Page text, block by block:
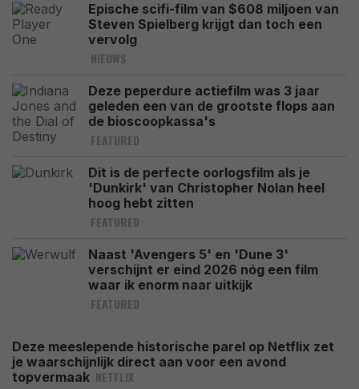
Epische scifi-film van $608 miljoen van
Steven Spielberg krijgt dan toch een
vervolg
NIEUWS
Deze peperdure actiefilm was 3 jaar
geleden een van de grootste flops aan
de bioscoopkassa's
FEATURED
Dit is de perfecte oorlogsfilm als je
'Dunkirk' van Christopher Nolan heel
hoog hebt zitten
FEATURED
Naast 'Avengers 5' en 'Dune 3'
verschijnt er eind 2026 nóg een film
waar ik enorm naar uitkijk
FEATURED
Deze meeslepende historische parel op Netflix zet
je waarschijnlijk direct aan voor een avond
topvermaak NETFLIX